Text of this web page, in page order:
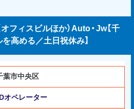
フィスビルほか）Auto・Jw【千
高める／土日祝休み】
葉市中央区
オペレーター